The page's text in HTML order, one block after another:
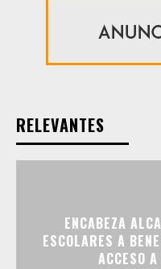
RELEVANTES
ENCABEZA
ESCOLARES A
ACCESO